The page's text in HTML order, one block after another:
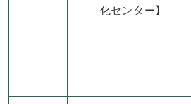
化センター】